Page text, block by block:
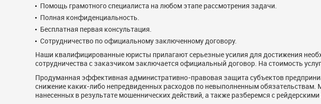
Помощь грамотного специалиста на любом этапе рассмотрения задачи.
Полная конфиденциальность.
Бесплатная первая консультация.
Сотрудничество по официальному заключенному договору.
Наши квалифицированные юристы прилагают серьезные усилия для достижения
сотрудничества с заказчиком заключается официальный договор. На стоимость
Продуманная эффективная административно-правовая защита субъектов
снижение каких-либо непредвиденных расходов по невыполненным
нанесенных в результате мошеннических действий, а также разберемся с